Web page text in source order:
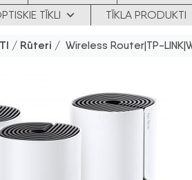
TĪKLI TĪKLA PRODUKTI
/ Rūteri / Wireless Router|TP-